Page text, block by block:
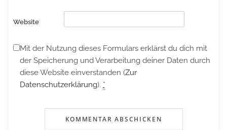
Website
Mit der Nutzung dieses Formulars erklärst du dich mit
der Speicherung und Verarbeitung deiner Daten durch
diese Website einverstanden (Zur
Datenschutzerklärung). *